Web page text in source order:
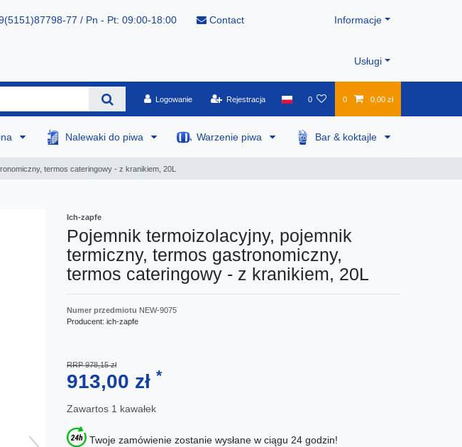
77 / Pn - Pt: 09:00-18:00 Contact Informacje
Usługi
Logowanie Rejestracja 0 0 0,00 zł
Nalewaki do piwa Warzenie piwa Bar & koktajle
termos cateringowy - z kranikiem, 20L
Ich-zapfe
Pojemnik termoizolacyjny, pojemnik
termiczny, termos gastronomiczny,
termos cateringowy - z kranikiem, 20L
Numer przedmiotu NEW-9075
Producent: ich-zapfe
RRP 978,15 zł
913,00 zł *
Zawartos 1 kawałek
Twoje zamówienie zostanie wysłane w ciągu 24 godzin!